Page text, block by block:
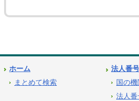
ホーム
まとめて検索
法人番
国の
法人